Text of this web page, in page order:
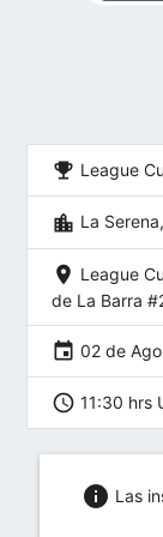
emoji_events League
location_city La
location_on League
de La Barra
event 02 de
schedule 11:30 hrs
info Las